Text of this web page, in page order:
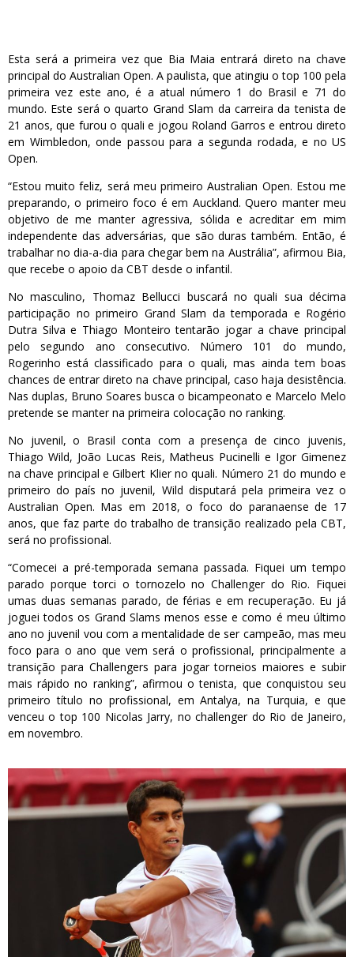
Esta será a primeira vez que Bia Maia entrará direto na chave
principal do Australian Open. A paulista, que atingiu o top 100 pela
primeira vez este ano, é a atual número 1 do Brasil e 71 do
mundo. Este será o quarto Grand Slam da carreira da tenista de
21 anos, que furou o quali e jogou Roland Garros e entrou direto
em Wimbledon, onde passou para a segunda rodada, e no US
Open.
“Estou muito feliz, será meu primeiro Australian Open. Estou me
preparando, o primeiro foco é em Auckland. Quero manter meu
objetivo de me manter agressiva, sólida e acreditar em mim
independente das adversárias, que são duras também. Então, é
trabalhar no dia-a-dia para chegar bem na Austrália”, afirmou Bia,
que recebe o apoio da CBT desde o infantil.
No masculino, Thomaz Bellucci buscará no quali sua décima
participação no primeiro Grand Slam da temporada e Rogério
Dutra Silva e Thiago Monteiro tentarão jogar a chave principal
pelo segundo ano consecutivo. Número 101 do mundo,
Rogerinho está classificado para o quali, mas ainda tem boas
chances de entrar direto na chave principal, caso haja desistência.
Nas duplas, Bruno Soares busca o bicampeonato e Marcelo Melo
pretende se manter na primeira colocação no ranking.
No juvenil, o Brasil conta com a presença de cinco juvenis,
Thiago Wild, João Lucas Reis, Matheus Pucinelli e Igor Gimenez
na chave principal e Gilbert Klier no quali. Número 21 do mundo e
primeiro do país no juvenil, Wild disputará pela primeira vez o
Australian Open. Mas em 2018, o foco do paranaense de 17
anos, que faz parte do trabalho de transição realizado pela CBT,
será no profissional.
“Comecei a pré-temporada semana passada. Fiquei um tempo
parado porque torci o tornozelo no Challenger do Rio. Fiquei
umas duas semanas parado, de férias e em recuperação. Eu já
joguei todos os Grand Slams menos esse e como é meu último
ano no juvenil vou com a mentalidade de ser campeão, mas meu
foco para o ano que vem será o profissional, principalmente a
transição para Challengers para jogar torneios maiores e subir
mais rápido no ranking”, afirmou o tenista, que conquistou seu
primeiro título no profissional, em Antalya, na Turquia, e que
venceu o top 100 Nicolas Jarry, no challenger do Rio de Janeiro,
em novembro.